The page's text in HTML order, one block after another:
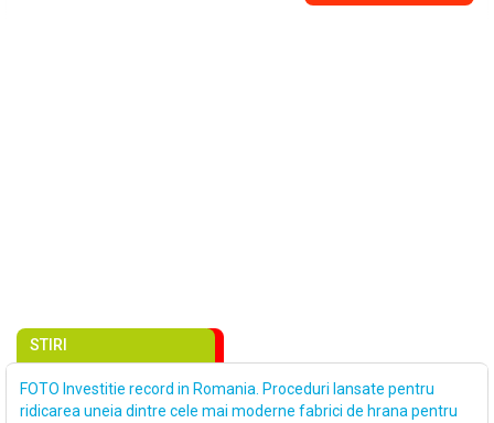
STIRI
FOTO Investitie record in Romania. Proceduri lansate pentru
ridicarea uneia dintre cele mai moderne fabrici de hrana pentru